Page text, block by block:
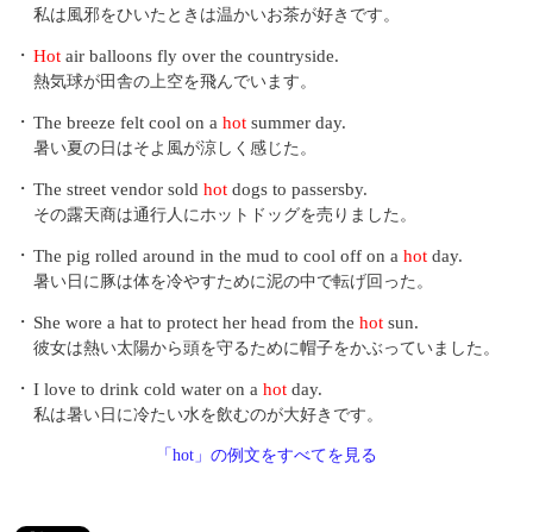
私は風邪をひいたときは温かいお茶が好きです。
・ Hot air balloons fly over the countryside.
熱気球が田舎の上空を飛んでいます。
・ The breeze felt cool on a hot summer day.
暑い夏の日はそよ風が涼しく感じた。
・ The street vendor sold hot dogs to passersby.
その露天商は通行人にホットドッグを売りました。
・ The pig rolled around in the mud to cool off on a hot day.
暑い日に豚は体を冷やすために泥の中で転げ回った。
・ She wore a hat to protect her head from the hot sun.
彼女は熱い太陽から頭を守るために帽子をかぶっていました。
・ I love to drink cold water on a hot day.
私は暑い日に冷たい水を飲むのが大好きです。
「hot」の例文をすべてを見る